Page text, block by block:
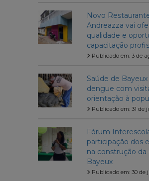
Novo
Andreazza vai
qualidade e
capacitação
Publicado em: 3 de
Saúde de
dengue com
orientação à
Publicado em: 31 de
Fórum
participação dos
na construção
Bayeux
Publicado em: 30 de